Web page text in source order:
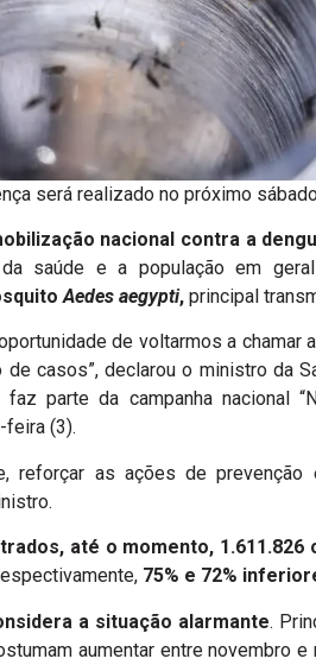
será realizado no próximo
nacional contra a
saúde e a população em
Aedes aegypti, principal
de voltarmos a chamar
casos”, declarou o ministro da
parte da campanha nacional
feira (3).
reforçar as ações de
até o momento, 1.611.826
75% e 72%
a situação alarmante.
aumentar entre novembro